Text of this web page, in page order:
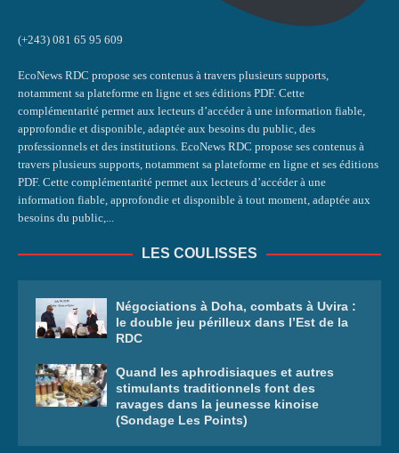
(+243) 081 65 95 609
EcoNews RDC propose ses contenus à travers plusieurs supports,
notamment sa plateforme en ligne et ses éditions PDF. Cette
complémentarité permet aux lecteurs d’accéder à une information fiable,
approfondie et disponible, adaptée aux besoins du public, des
professionnels et des institutions. EcoNews RDC propose ses contenus à
travers plusieurs supports, notamment sa plateforme en ligne et ses éditions
PDF. Cette complémentarité permet aux lecteurs d’accéder à une
information fiable, approfondie et disponible à tout moment, adaptée aux
besoins du public,...
LES COULISSES
Négociations à Doha, combats à Uvira :
le double jeu périlleux dans l’Est de la
RDC
Quand les aphrodisiaques et autres
stimulants traditionnels font des
ravages dans la jeunesse kinoise
(Sondage Les Points)